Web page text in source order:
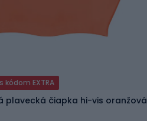
kódom EXTRA
plavecká čiapka hi-vis oranžová